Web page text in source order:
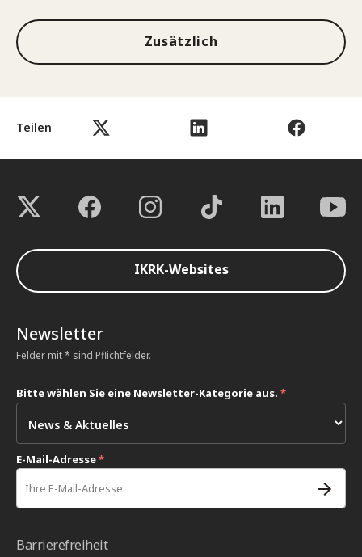
Teilen
Zusätzlich
IKRK-Websites
Newsletter
Felder mit * sind Pflichtfelder.
Bitte wählen Sie eine Newsletter-Kategorie aus. *
E-Mail-Adresse*
Barrierefreiheit